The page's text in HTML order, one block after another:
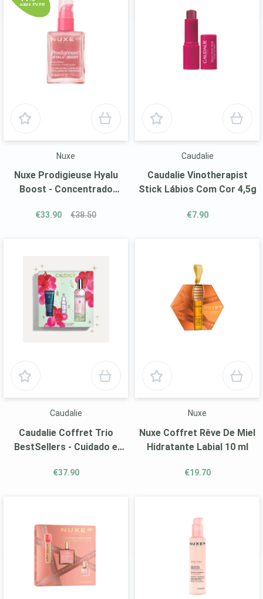
sobre P.V.P.R
Nuxe
Nuxe Prodigieuse Hyalu
Boost - Concentrado
€33.90 €38.50
Caudalie
Caudalie Vinotherapist
Stick Lábios Com Cor 4,5g
€7.90
Caudalie
Caudalie Coffret Trio
BestSellers - Cuidado e
€37.90
Nuxe
Nuxe Coffret Rêve De Miel
Hidratante Labial 10 ml
€19.70